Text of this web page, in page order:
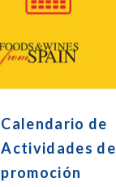
Calendario de
Actividades de
promoción